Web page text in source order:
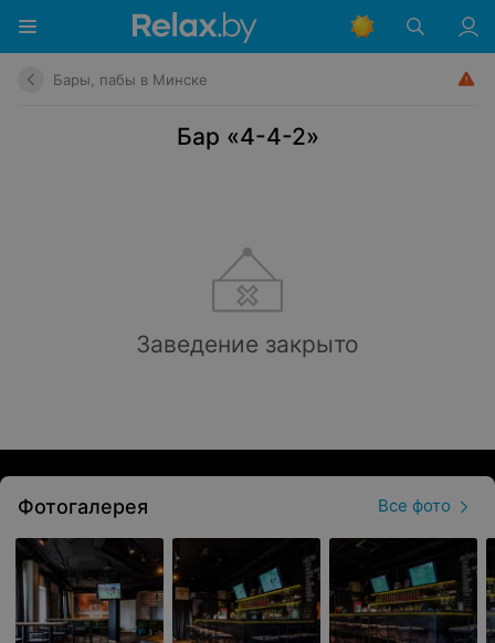
Бары, пабы в Минске
Бар «4-4-2»
Заведение закрыто
Фотогалерея Все фото